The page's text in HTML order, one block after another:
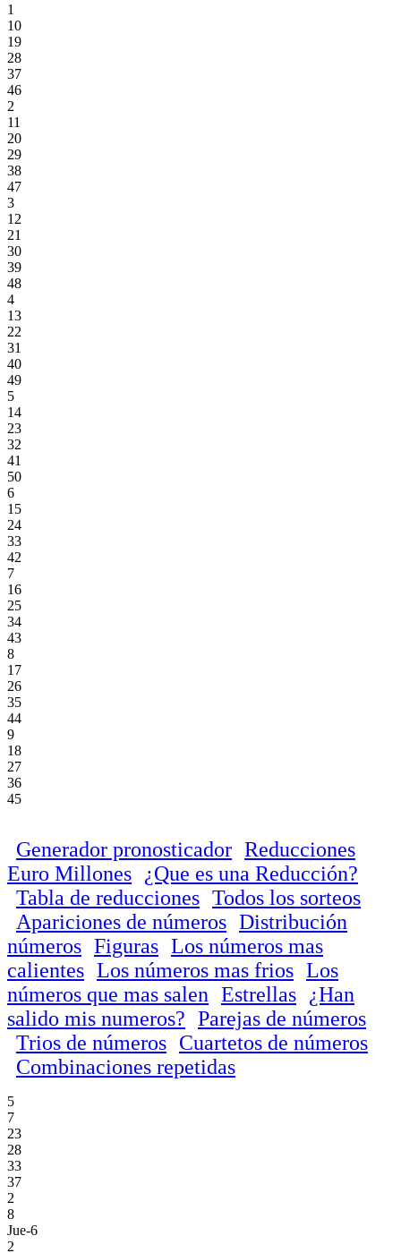
1
10
19
28
37
46
2
11
20
29
38
47
3
12
21
30
39
48
4
13
22
31
40
49
5
14
23
32
41
50
6
15
24
33
42
7
16
25
34
43
8
17
26
35
44
9
18
27
36
45
Generador pronosticador Reducciones
Euro Millones
¿Que es una Reducción?
Tabla de reducciones Todos los sorteos
Apariciones de números Distribución
números Figuras Los números mas
calientes Los números mas frios Los
números que mas salen Estrellas
¿Han
salido mis numeros? Parejas de números
Trios de números Cuartetos de números
Combinaciones repetidas
5
7
23
28
33
37
2
8
Jue-6
2